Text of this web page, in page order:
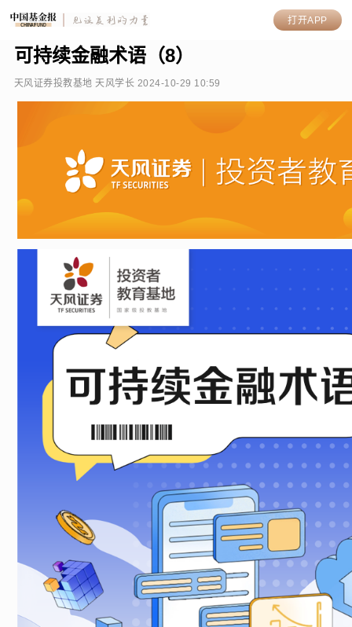
打开APP
可持续金融术语（8）
天风证券投教基地 天风学长 2024-10-29 10:59